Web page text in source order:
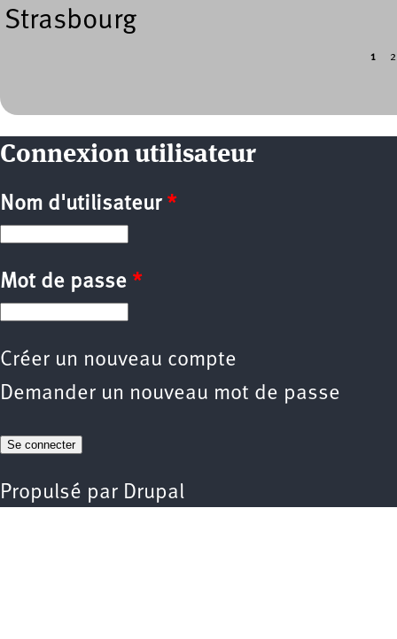
Strasbourg
1 2
Connexion utilisateur
Nom d'utilisateur *
Mot de passe *
Créer un nouveau compte
Demander un nouveau mot de passe
Propulsé par Drupal